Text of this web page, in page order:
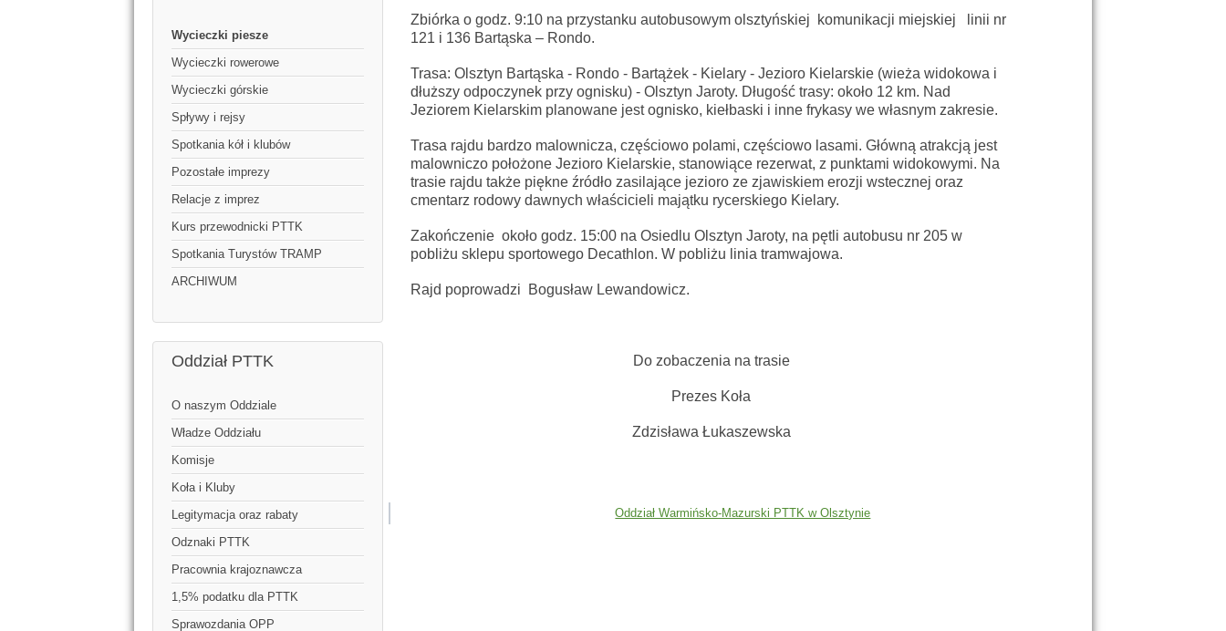
Wycieczki piesze
Wycieczki rowerowe
Wycieczki górskie
Spływy i rejsy
Spotkania kół i klubów
Pozostałe imprezy
Relacje z imprez
Kurs przewodnicki PTTK
Spotkania Turystów TRAMP
ARCHIWUM
Oddział PTTK
O naszym Oddziale
Władze Oddziału
Komisje
Koła i Kluby
Legitymacja oraz rabaty
Odznaki PTTK
Pracownia krajoznawcza
1,5% podatku dla PTTK
Sprawozdania OPP
Zbiórka o godz. 9:10 na przystanku autobusowym olsztyńskiej komunikacji miejskiej linii nr
121 i 136 Bartąska – Rondo.
Trasa: Olsztyn Bartąska - Rondo - Bartążek - Kielary - Jezioro Kielarskie (wieża widokowa i
dłuższy odpoczynek przy ognisku) - Olsztyn Jaroty. Długość trasy: około 12 km. Nad
Jeziorem Kielarskim planowane jest ognisko, kiełbaski i inne frykasy we własnym zakresie.
Trasa rajdu bardzo malownicza, częściowo polami, częściowo lasami. Główną atrakcją jest
malowniczo położone Jezioro Kielarskie, stanowiące rezerwat, z punktami widokowymi. Na
trasie rajdu także piękne źródło zasilające jezioro ze zjawiskiem erozji wstecznej oraz
cmentarz rodowy dawnych właścicieli majątku rycerskiego Kielary.
Zakończenie około godz. 15:00 na Osiedlu Olsztyn Jaroty, na pętli autobusu nr 205 w
pobliżu sklepu sportowego Decathlon. W pobliżu linia tramwajowa.
Rajd poprowadzi Bogusław Lewandowicz.
Do zobaczenia na trasie
Prezes Koła
Zdzisława Łukaszewska
Oddział Warmińsko-Mazurski PTTK w Olsztynie